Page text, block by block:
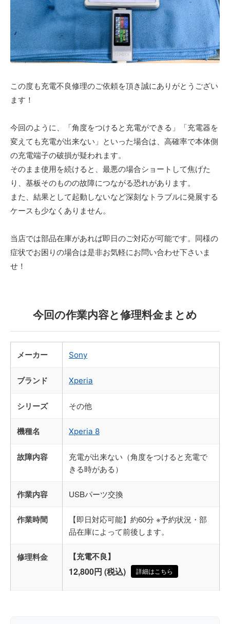
この度も充電不良修理のご依頼を頂き誠にありがとうござい
ます！
今回のように、「角度をつけると充電ができる」「充電器を
変えても充電が出来ない」といった場合は、高確率で本体側
の充電端子の破損が疑われます。
そのまま使用を続けると、最悪の場合ショートして焦げた
り、基板そのものの故障につながる恐れがあります。
また、結果として起動しないなど深刻なトラブルに発展する
ケースも少なくありません。
当店では部品在庫があれば即日のご対応が可能です。同様の
症状でお困りの場合は是非お気軽にお問い合わせ下さいま
せ！
今回の作業内容と修理料金まとめ
メーカー Sony
ブランド Xperia
シリーズ その他
機種名 Xperia 8
故障内容
充電が出来ない（角度をつけると充電で
きる時がある）
作業内容 USBパーツ交換
作業時間
【即日対応可能】約60分 ※予約状況・部
品在庫によって前後します。
修理料金 【充電不良】
12,800円 (税込) 詳細はこちら